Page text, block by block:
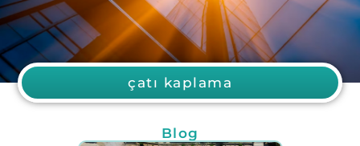
çatı kaplama
Blog